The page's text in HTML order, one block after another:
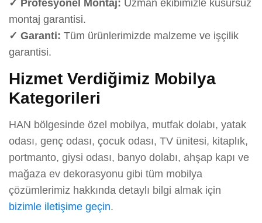
✓ Profesyonel Montaj: Uzman ekibimizle kusursuz
montaj garantisi.
✓ Garanti: Tüm ürünlerimizde malzeme ve işçilik
garantisi.
Hizmet Verdiğimiz Mobilya
Kategorileri
HAN bölgesinde özel mobilya, mutfak dolabı, yatak
odası, genç odası, çocuk odası, TV ünitesi, kitaplık,
portmanto, giysi odası, banyo dolabı, ahşap kapı ve
mağaza ev dekorasyonu gibi tüm mobilya
çözümlerimiz hakkında detaylı bilgi almak için
bizimle iletişime geçin.